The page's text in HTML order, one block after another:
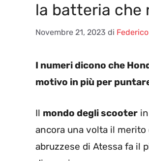
la batteria che
Novembre 21, 2023 di
I numeri dicono che
motivo in più per
Il mondo degli scooter
ancora una volta il merito
abruzzese di Atessa fa il